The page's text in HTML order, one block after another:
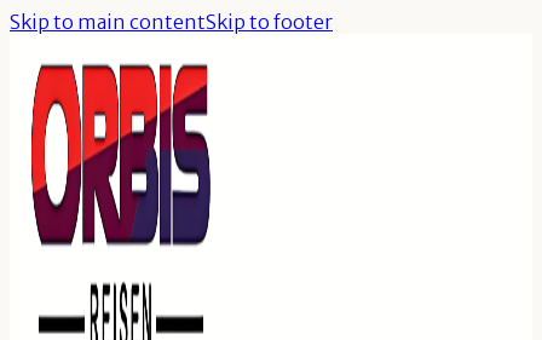
Skip to main contentSkip to footer